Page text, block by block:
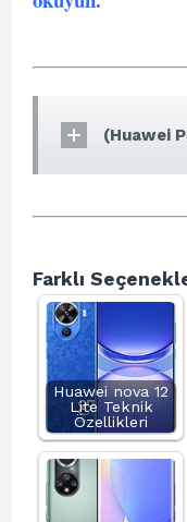
(Huawei
Farklı
Huawei nova 12
Lite Teknik
Özellikleri